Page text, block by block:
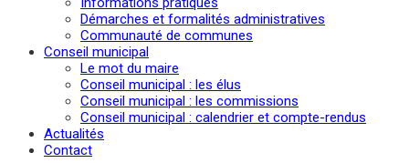
Démarches et formalités administratives
Communauté de communes
Conseil municipal
Le mot du maire
Conseil municipal : les élus
Conseil municipal : les commissions
Conseil municipal : calendrier et compte-rendus
Actualités
Contact